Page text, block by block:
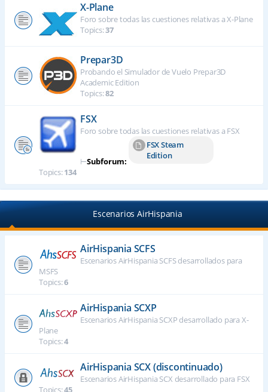
X-Plane
Foro sobre todas las cuestiones relativas a X-Plane
Topics:37
Prepar3D
Probando el Simulador de Vuelo Prepar3D
Academic Edition
Topics:82
FSX
Foro sobre todas las cuestiones relativas a FSX
⊢Subforum:
FSX Steam
Edition
Topics:134
Escenarios AirHispania
AirHispania SCFS
Escenarios AirHispania SCFS desarrollados para
MSFS
Topics:6
AirHispania SCXP
Escenarios AirHispania SCXP desarrollado para X-
Plane
Topics:4
AirHispania SCX (discontinuado)
Escenarios AirHispania SCX desarrollado para FSX
Topics:45